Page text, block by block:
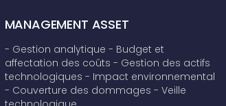
MANAGEMENT ASSET
- Gestion analytique - Budget et
affectation des coûts - Gestion des actifs
technologiques - Impact environnemental
- Couverture des dommages - Veille